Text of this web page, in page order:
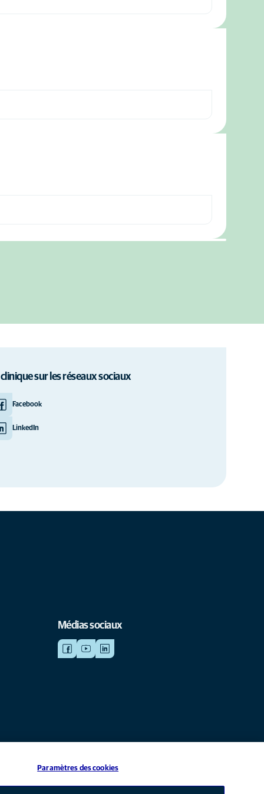
clinique sur les réseaux sociaux
Facebook
LinkedIn
Médias sociaux
Paramètres des cookies